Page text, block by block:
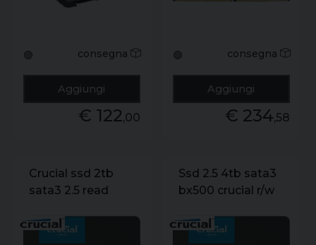
🟢 consegna
Aggiungi
€ 122,00
🟢 consegna
Aggiungi
€ 234,58
Crucial ssd 2tb
sata3 2.5 read
510mb
Ssd 2.5 4tb sata3
bx500 crucial r/w